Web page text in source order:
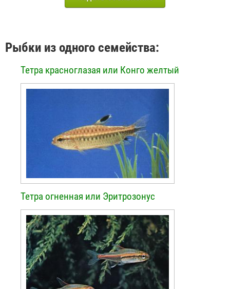
Рыбки из одного семейства:
Тетра красноглазая или Конго желтый
Тетра огненная или Эритрозонус